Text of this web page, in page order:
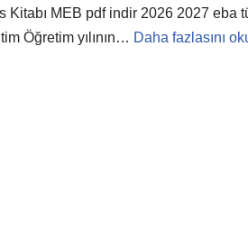
Kitabı MEB pdf indir 2026 2027 eba
Öğretim yılının… Daha fazlasını